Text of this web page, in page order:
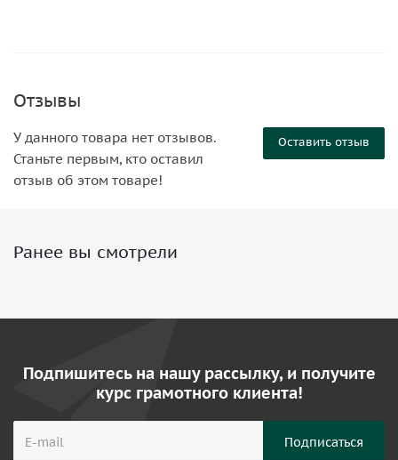
Отзывы
Оставить отзыв
У данного товара нет отзывов.
Станьте первым, кто оставил
отзыв об этом товаре!
Ранее вы смотрели
Подпишитесь на нашу рассылку, и получите
курс грамотного клиента!